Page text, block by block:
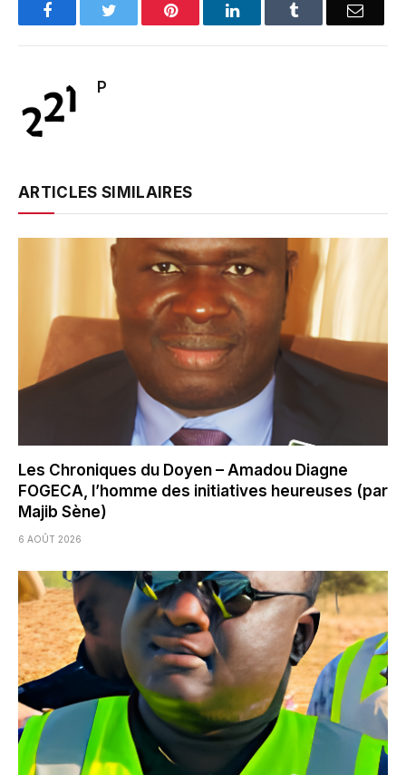
FacebookTwitter Pinterest LinkedInTumblr Email
P
ARTICLES SIMILAIRES
Les Chroniques du Doyen – Amadou Diagne
FOGECA, l’homme des initiatives heureuses (par
Majib Sène)
6 AOÛT 2026